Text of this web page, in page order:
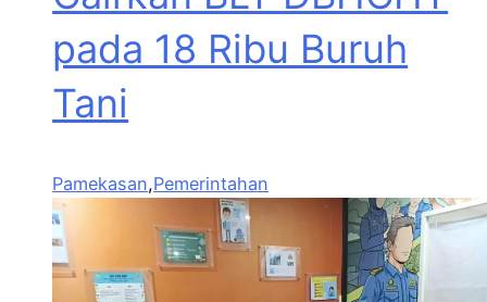
pada 18 Ribu Buruh
Tani
Pamekasan,Pemerintahan